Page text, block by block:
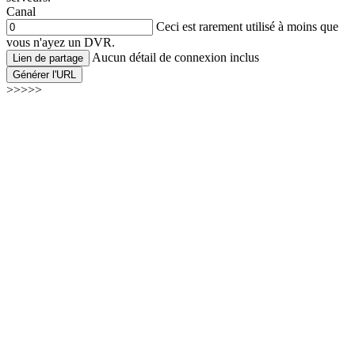
Canal
Ceci est rarement utilisé à moins que
vous n'ayez un DVR.
Lien de partage Aucun détail de connexion inclus
Générer l'URL
>>>>>